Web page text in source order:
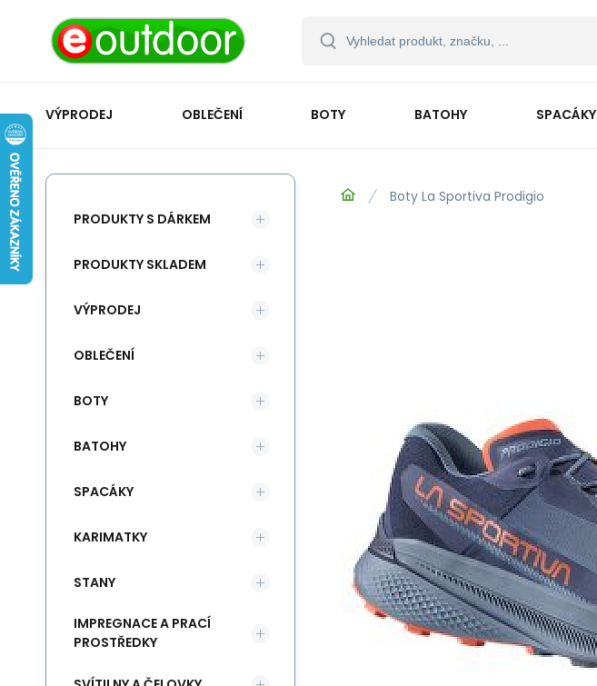
VÝPRODEJ OBLEČENÍ BOTY BATOHY SPACÁKY
Boty La Sportiva Prodigio
PRODUKTY S DÁRKEM
PRODUKTY SKLADEM
VÝPRODEJ
OBLEČENÍ
BOTY
BATOHY
SPACÁKY
KARIMATKY
STANY
IMPREGNACE A PRACÍ
PROSTŘEDKY